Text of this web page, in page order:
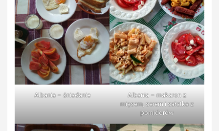
Albania – śniadanie
Albania – makaron z
mięsem, serem i sałatka z
pomidorów